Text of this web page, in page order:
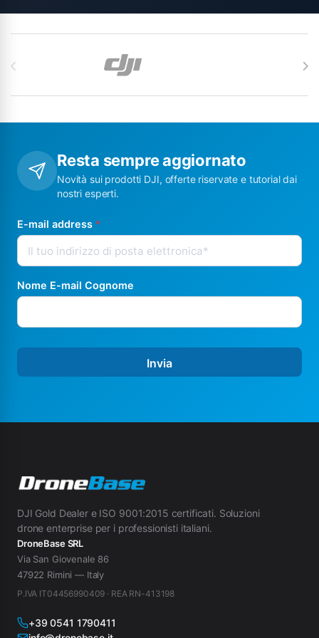
Resta sempre aggiornato
Novità sui prodotti DJI, offerte riservate e tutorial dai
nostri esperti.
E-mail address *
Nome E-mail Cognome
Invia
DJI Gold Dealer e ISO 9001:2015 certificati. Soluzioni
drone enterprise per i professionisti italiani.
DroneBase SRL
Via San Giovenale 86
47922 Rimini — Italy
P.IVA IT04456990409 · REA RN-413198
+39 0541 1790411